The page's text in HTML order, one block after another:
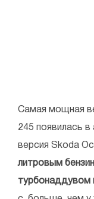
Самая мощная
245 появилась
версия Skoda
литровым
турбонаддувом